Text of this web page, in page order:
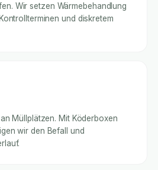
Wir setzen Wärmebehandlung
und diskretem
Müllplätzen. Mit Köderboxen
wir den Befall und